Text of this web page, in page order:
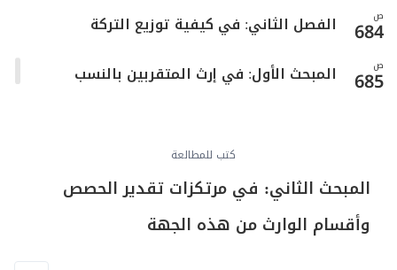
كتب للمطالعة
المبحث الثاني: في مرتكزات تقدير الحصص
وأقسام الوارث من هذه الجهة
ص
684 الفصل الثاني: في كيفية توزيع التركة
ص
685 المبحث الأول: في إرث المتقربين بالنسب
720
723
المبحث الأول: في ميراث الغرقى والمهدوم